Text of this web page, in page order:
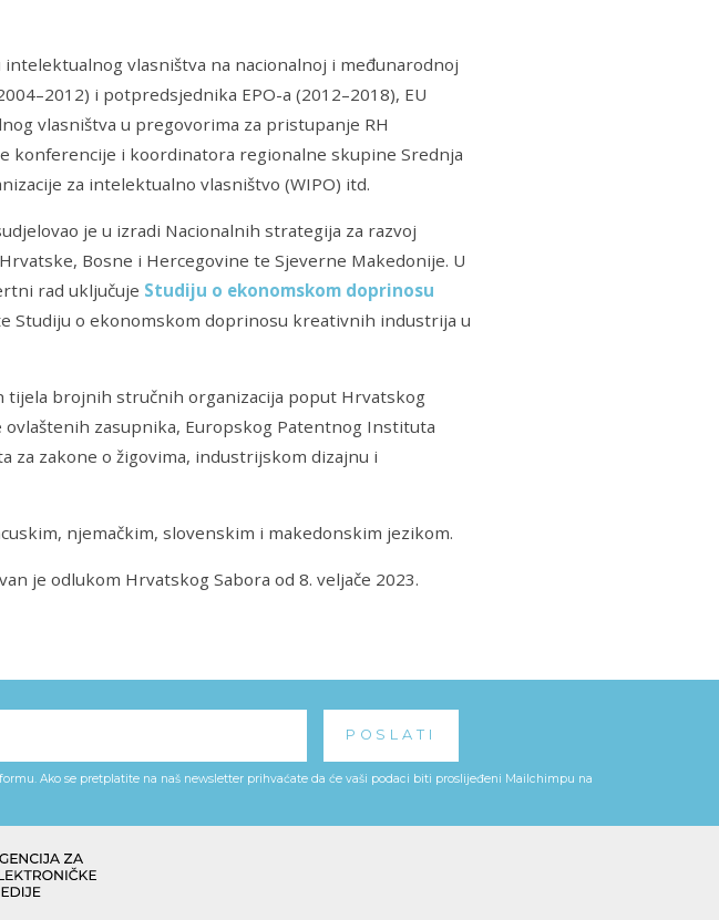
vlasništva na nacionalnoj i međunarodnoj
i potpredsjednika EPO-a (2012–2018), EU
vlasništva u pregovorima za pristupanje RH
konferencije i koordinatora regionalne skupine Srednja
za intelektualno vlasništvo (WIPO) itd.
je u izradi Nacionalnih strategija za razvoj
Bosne i Hercegovine te Sjeverne Makedonije. U
rad uključuje Studiju o ekonomskom doprinosu
Studiju o ekonomskom doprinosu kreativnih industrija u
brojnih stručnih organizacija poput Hrvatskog
zasupnika, Europskog Patentnog Instituta
za zakone o žigovima, industrijskom dizajnu i
njemačkim, slovenskim i makedonskim jezikom.
je odlukom Hrvatskog Sabora od 8. veljače 2023.
Ako se pretplatite na naš newsletter prihvaćate da će vaši podaci biti proslijeđeni Mailchimpu na